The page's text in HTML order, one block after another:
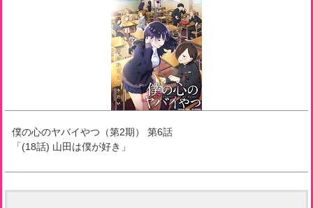
僕の心のヤバイやつ（第2期） 第6話
「(18話) 山田は僕が好き 」